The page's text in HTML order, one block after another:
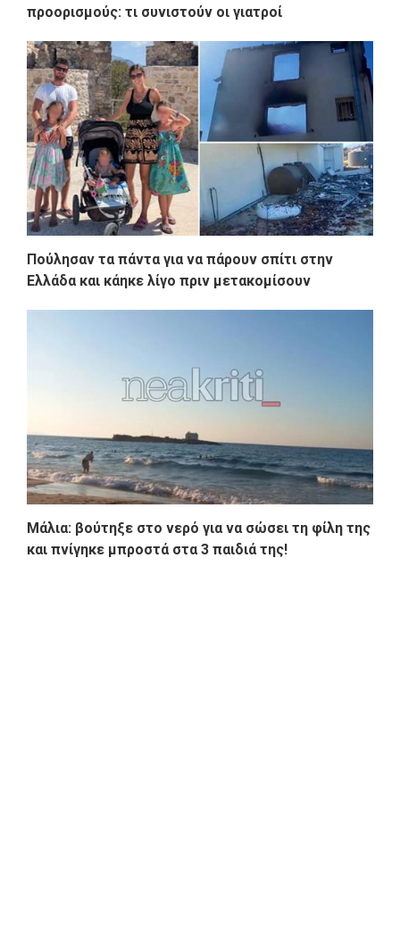
προορισμούς: τι συνιστούν οι γιατροί
Πούλησαν τα πάντα για να πάρουν σπίτι στην
Ελλάδα και κάηκε λίγο πριν μετακομίσουν
Μάλια: βούτηξε στο νερό για να σώσει τη φίλη της
και πνίγηκε μπροστά στα 3 παιδιά της!